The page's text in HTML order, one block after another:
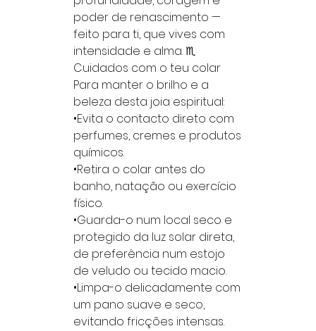
poder de renascimento —
feito para ti, que vives com
intensidade e alma. ♏
Cuidados com o teu colar
Para manter o brilho e a
beleza desta joia espiritual:
•Evita o contacto direto com
perfumes, cremes e produtos
químicos.
•Retira o colar antes do
banho, natação ou exercício
físico.
•Guarda-o num local seco e
protegido da luz solar direta,
de preferência num estojo
de veludo ou tecido macio.
•Limpa-o delicadamente com
um pano suave e seco,
evitando fricções intensas.